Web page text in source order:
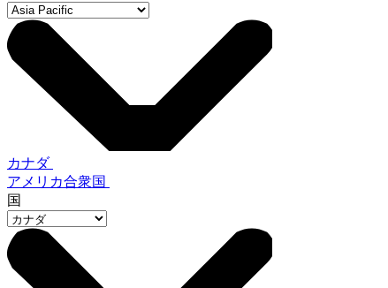
カナダ
アメリカ合衆国
国